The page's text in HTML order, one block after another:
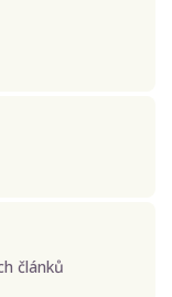
článků